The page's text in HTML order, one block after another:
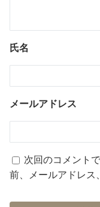
氏名
メールアドレス
次回のコメント
前、メールアドレス